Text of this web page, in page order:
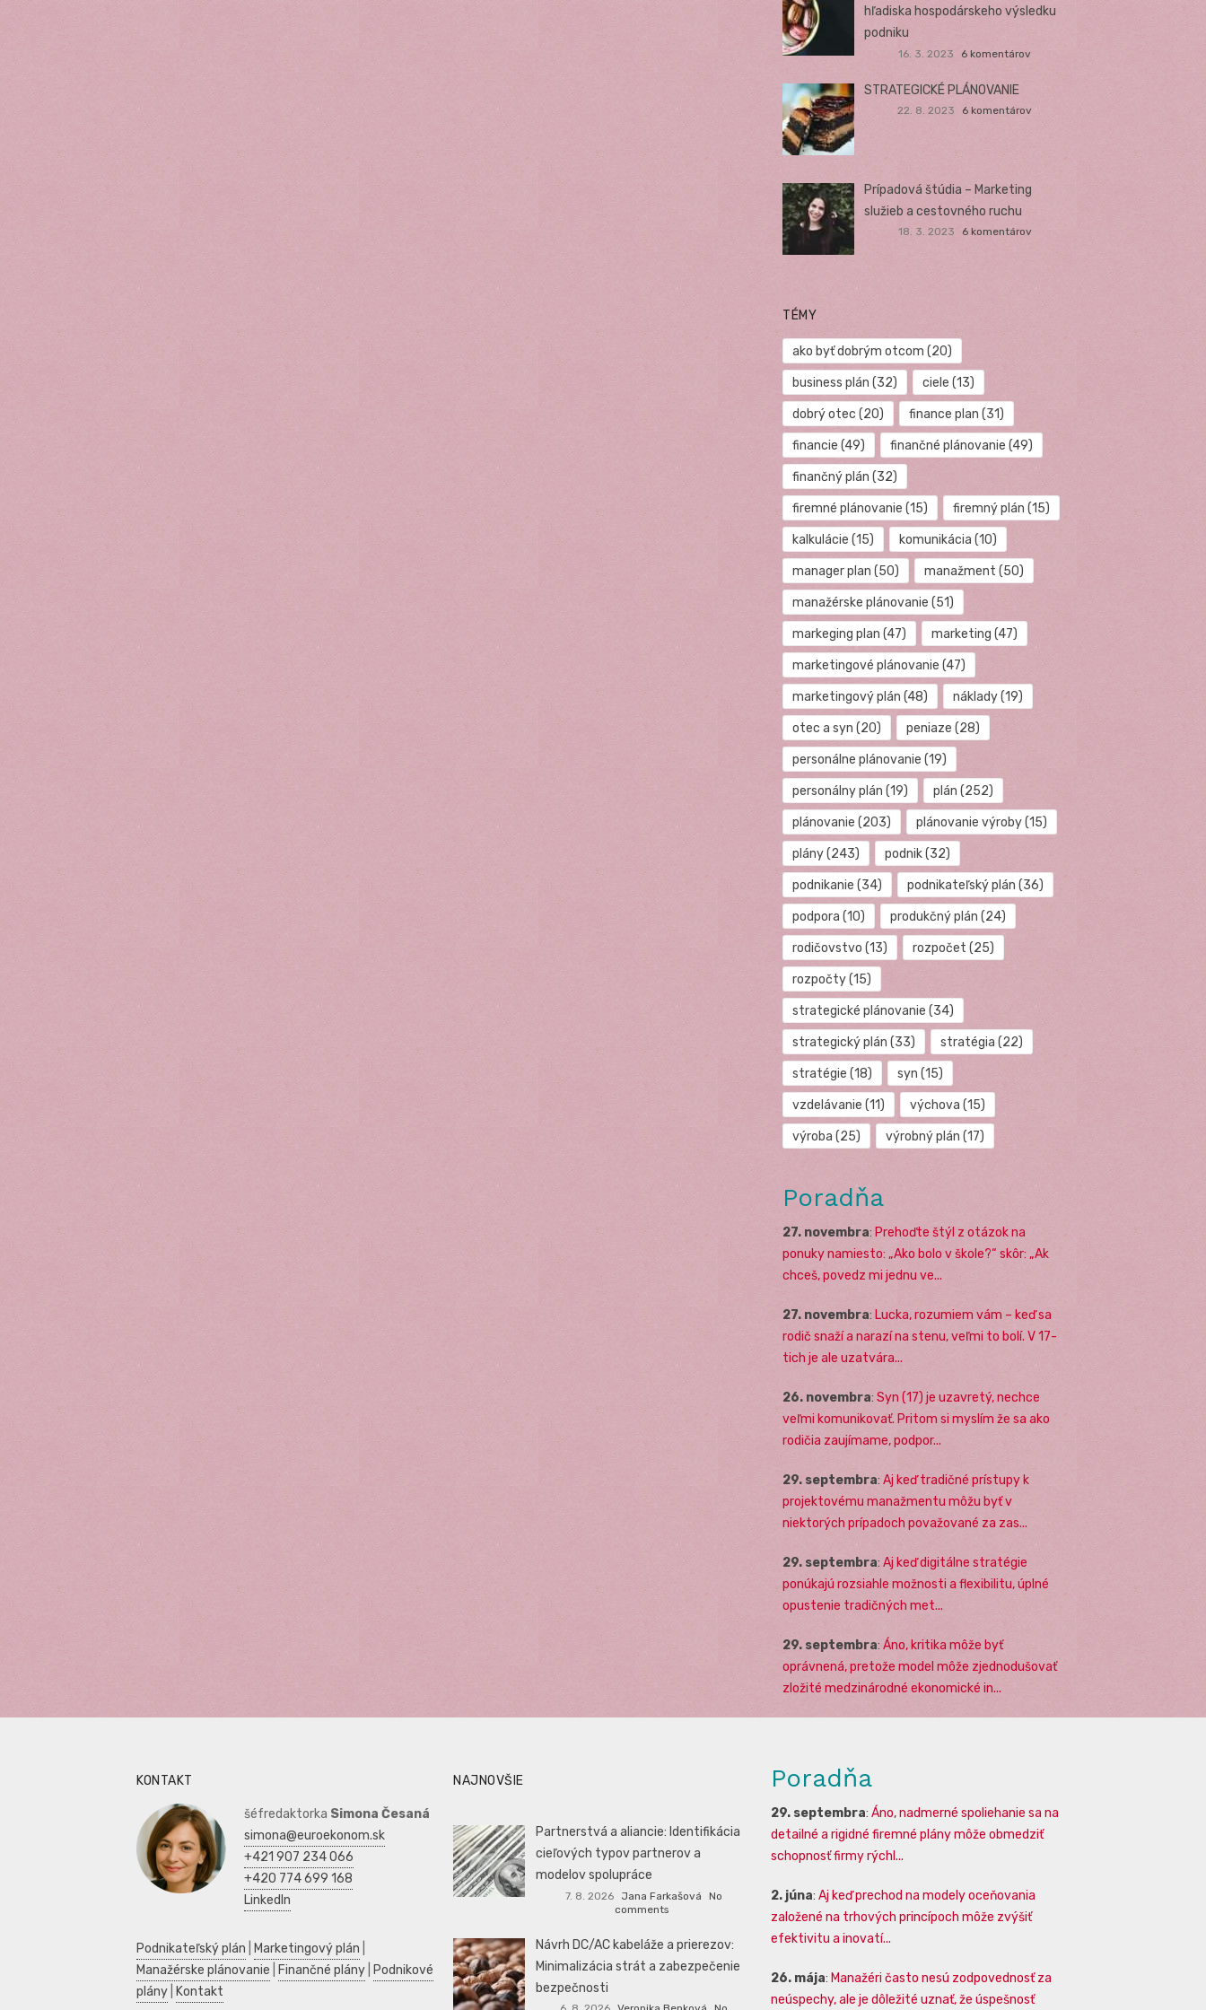
hľadiska hospodárskeho výsledku
podniku
16. 3. 2023 6 komentárov
STRATEGICKÉ PLÁNOVANIE
22. 8. 2023 6 komentárov
Prípadová štúdia – Marketing
služieb a cestovného ruchu
18. 3. 2023 6 komentárov
TÉMY
ako byť dobrým otcom (20)
business plán (32) ciele (13)
dobrý otec (20) finance plan (31)
financie (49) finančné plánovanie (49)
finančný plán (32)
firemné plánovanie (15) firemný plán (15)
kalkulácie (15) komunikácia (10)
manager plan (50) manažment (50)
manažérske plánovanie (51)
markeging plan (47) marketing (47)
marketingové plánovanie (47)
marketingový plán (48) náklady(19)
otec a syn (20) peniaze (28)
personálne plánovanie (19)
personálny plán (19) plán (252)
plánovanie (203) plánovanie výroby(15)
plány(243) podnik(32)
podnikanie (34) podnikateľský plán (36)
podpora (10) produkčný plán (24)
rodičovstvo (13) rozpočet (25)
rozpočty(15)
strategické plánovanie (34)
strategický plán (33) stratégia (22)
stratégie (18) syn (15)
vzdelávanie (11) výchova (15)
výroba (25) výrobný plán (17)
Poradňa
27. novembra: Prehoďte štýl z otázok na
ponuky namiesto: „Ako bolo v škole?“ skôr: „Ak
chceš, povedz mi jednu ve...
27. novembra: Lucka, rozumiem vám – keď sa
rodič snaží a narazí na stenu, veľmi to bolí. V 17-
tich je ale uzatvára...
26. novembra: Syn (17) je uzavretý, nechce
veľmi komunikovať. Pritom si myslím že sa ako
rodičia zaujímame, podpor...
29. septembra: Aj keď tradičné prístupy k
projektovému manažmentu môžu byť v
niektorých prípadoch považované za zas...
29. septembra: Aj keď digitálne stratégie
ponúkajú rozsiahle možnosti a flexibilitu, úplné
opustenie tradičných met...
29. septembra: Áno, kritika môže byť
oprávnená, pretože model môže zjednodušovať
zložité medzinárodné ekonomické in...
KONTAKT
šéfredaktorka Simona Česaná
simona@euroekonom.sk
+421 907 234 066
+420 774 699 168
LinkedIn
Podnikateľský plán Marketingový plán
Manažérske plánovanie
Finančné plány
Podnikové
plány
Kontakt
NAJNOVŠIE
Partnerstvá a aliancie: Identifikácia
cieľových typov partnerov a
modelov spolupráce
7. 8. 2026 Jana Farkašová
No
comments
Návrh DC/AC kabeláže a prierezov:
Minimalizácia strát a zabezpečenie
bezpečnosti
Poradňa
29. septembra: Áno, nadmerné spoliehanie sa na
detailné a rigidné firemné plány môže obmedziť
schopnosť firmy rýchl...
2. júna: Aj keď prechod na modely oceňovania
založené na trhových princípoch môže zvýšiť
efektivitu a inovatí...
26. mája: Manažéri často nesú zodpovednosť za
neúspechy, ale je dôležité uznať, že úspešnosť